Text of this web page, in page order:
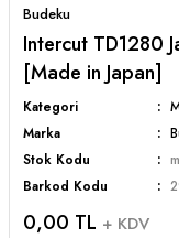
Budeku
Intercut TD1280
[Made in Japan]
Kategori
Marka
Stok Kodu
Barkod Kodu
0,00 TL + KDV